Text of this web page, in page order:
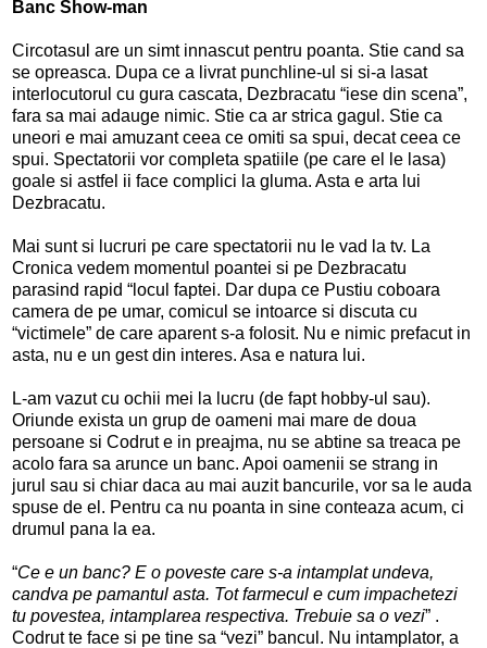
Banc Show-man
Circotasul are un simt innascut pentru poanta. Stie cand sa
se opreasca. Dupa ce a livrat punchline-ul si si-a lasat
interlocutorul cu gura cascata, Dezbracatu “iese din scena”,
fara sa mai adauge nimic. Stie ca ar strica gagul. Stie ca
uneori e mai amuzant ceea ce omiti sa spui, decat ceea ce
spui. Spectatorii vor completa spatiile (pe care el le lasa)
goale si astfel ii face complici la gluma. Asta e arta lui
Dezbracatu.
Mai sunt si lucruri pe care spectatorii nu le vad la tv. La
Cronica vedem momentul poantei si pe Dezbracatu
parasind rapid “locul faptei. Dar dupa ce Pustiu coboara
camera de pe umar, comicul se intoarce si discuta cu
“victimele” de care aparent s-a folosit. Nu e nimic prefacut in
asta, nu e un gest din interes. Asa e natura lui.
L-am vazut cu ochii mei la lucru (de fapt hobby-ul sau).
Oriunde exista un grup de oameni mai mare de doua
persoane si Codrut e in preajma, nu se abtine sa treaca pe
acolo fara sa arunce un banc. Apoi oamenii se strang in
jurul sau si chiar daca au mai auzit bancurile, vor sa le auda
spuse de el. Pentru ca nu poanta in sine conteaza acum, ci
drumul pana la ea.
“Ce e un banc? E o poveste care s-a intamplat undeva,
candva pe pamantul asta. Tot farmecul e cum impachetezi
tu povestea, intamplarea respectiva. Trebuie sa o vezi” .
Codrut te face si pe tine sa “vezi” bancul. Nu intamplator, a